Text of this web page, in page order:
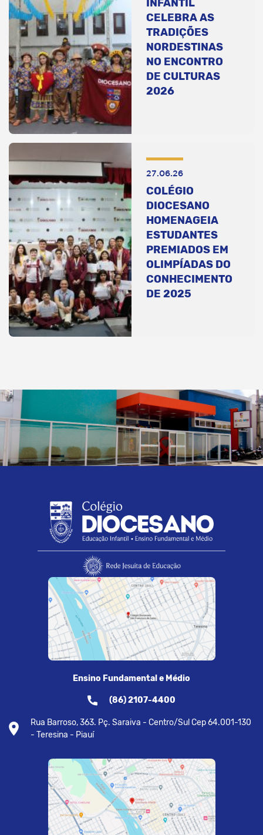
INFANTIL
CELEBRA AS
TRADIÇÕES
NORDESTINAS
NO ENCONTRO
DE CULTURAS
2026
27.06.26
COLÉGIO
DIOCESANO
HOMENAGEIA
ESTUDANTES
PREMIADOS EM
OLIMPÍADAS DO
CONHECIMENTO
DE 2025
Ensino Fundamental e Médio
(86) 2107-4400
Rua Barroso, 363. Pç. Saraiva - Centro/Sul Cep 64.001-130
- Teresina - Piauí